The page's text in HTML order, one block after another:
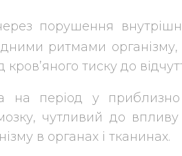
порушення
ритмами організму,
тиску до
на період у
чутливий до впливу
в органах і тканинах.